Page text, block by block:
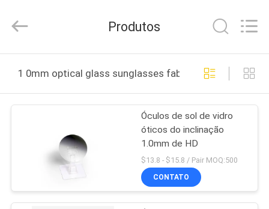
PRODUTOS
EXCURSÃO
Technology
Ltd..
Reserved.
Produtos
1 0mm optical glass sunglasses fabricação online
Óculos de sol de vidro
óticos do inclinação
1.0mm de HD
$13.8 - $15.8 / Pair MOQ:500
CONTATO